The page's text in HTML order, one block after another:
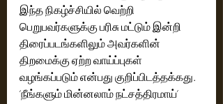
இந்த நிகழ்ச்சியில் வெற்றி
பெறுபவர்களுக்கு பரிசு மட்டும் இன்றி
திரைப்படங்களிலும் அவர்களின்
திறமைக்கு ஏற்ற வாய்ப்புகள்
வழங்கப்படும் என்பது குறிப்பிடத்தக்கது.
‘நீங்களும் மின்னலாம் நட்சத்திரமாய்’